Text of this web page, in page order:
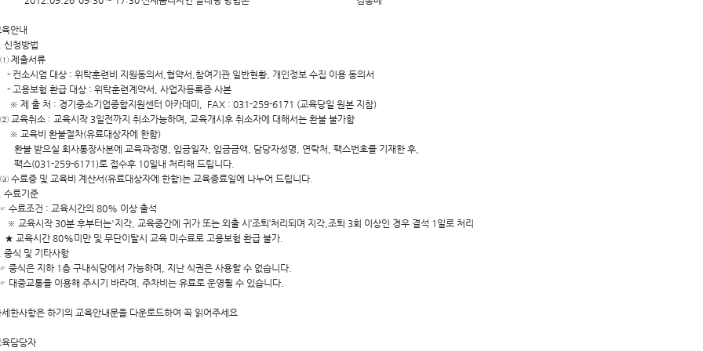
안내
신청방법
제출서류
컨소시엄 대상 : 위탁훈련비 지원동의서,협약서,참여기관 일반현황, 개인정보 수집 이용 동의서
고용보험 환급 대상 : 위탁훈련계약서, 사업자등록증 사본
제 출 처 : 경기중소기업종합지원센터 아카데미, FAX : 031-259-6171 (교육당일 원본 지참)
교육취소 : 교육시작 3일전까지 취소가능하며, 교육개시후 취소자에 대해서는 환불 불가함
교육비 환불절차(유료대상자에 한함)
불 받으실 회사통장사본에 교육과정명, 입금일자, 입금금액, 담당자성명, 연락처, 팩스번호를 기재한 후,
스(031-259-6171)로 접수후 10일내 처리해 드립니다.
수료증 및 교육비 계산서(유료대상자에 한함)는 교육종료일에 나누어 드립니다.
수료기준
수료조건 : 교육시간의 80% 이상 출석
교육시작 30분 후부터는'지각, 교육중간에 귀가 또는 외출 시‘조퇴’처리되며 지각,조퇴 3회 이상인 경우 결석 1일로 처리
교육시간 80%미만 및 무단이탈시 교육 미수료로 고용보험 환급 불가.
중식 및 기타사항
중식은 지하 1층 구내식당에서 가능하며, 지난 식권은 사용할 수 없습니다.
대중교통을 이용해 주시기 바라며, 주차비는 유료로 운영될 수 있습니다.
한사항은 하기의 교육안내문을 다운로드하여 꼭 읽어주세요
담당자